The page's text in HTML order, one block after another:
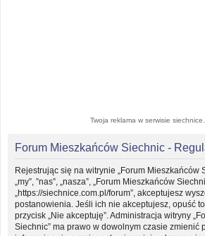
Twoja reklama w serwisie
Forum Mieszkańców Siechnic -
Rejestrując się na witrynie „Forum Mieszkańców
„my”, ”nas”, „nasza”, „Forum Mieszkańców
„https://siechnice.com.pl/forum”, akceptujesz
postanowienia. Jeśli ich nie akceptujesz, opuść
przycisk „Nie akceptuję”. Administracja witryny
Siechnic” ma prawo w dowolnym czasie zmienić